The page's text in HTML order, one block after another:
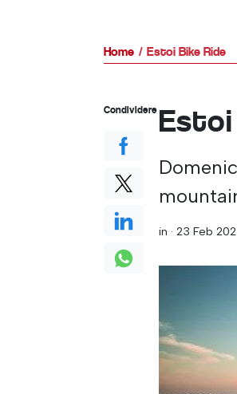
Home Estoi Bike Ride
Estoi
in ·23 Feb
Condividere